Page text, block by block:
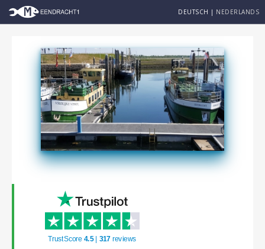
DEUTSCH | NEDERLANDS
TrustScore 4.5| 317reviews